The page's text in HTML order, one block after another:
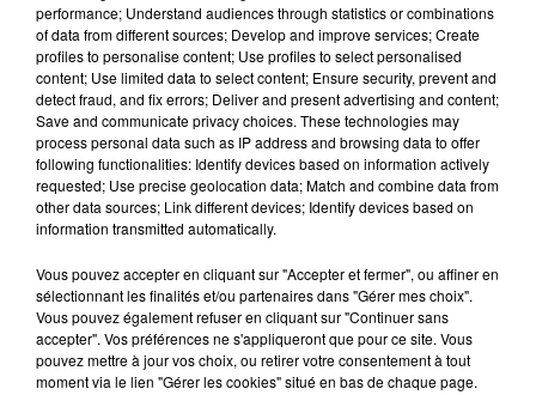
Bélier Taureau Gémeaux
performance; Understand audiences through statistics or combinations
of data from different sources; Develop and improve services; Create
profiles to personalise content; Use profiles to select personalised
content; Use limited data to select content; Ensure security, prevent and
detect fraud, and fix errors; Deliver and present advertising and content;
Save and communicate privacy choices. These technologies may
process personal data such as IP address and browsing data to offer
following functionalities: Identify devices based on information actively
requested; Use precise geolocation data; Match and combine data from
other data sources; Link different devices; Identify devices based on
information transmitted automatically.
Vous pouvez accepter en cliquant sur "Accepter et fermer", ou affiner en
sélectionnant les finalités et/ou partenaires dans "Gérer mes choix".
Vous pouvez également refuser en cliquant sur "Continuer sans
accepter". Vos préférences ne s'appliqueront que pour ce site. Vous
pouvez mettre à jour vos choix, ou retirer votre consentement à tout
moment via le lien "Gérer les cookies" situé en bas de chaque page.